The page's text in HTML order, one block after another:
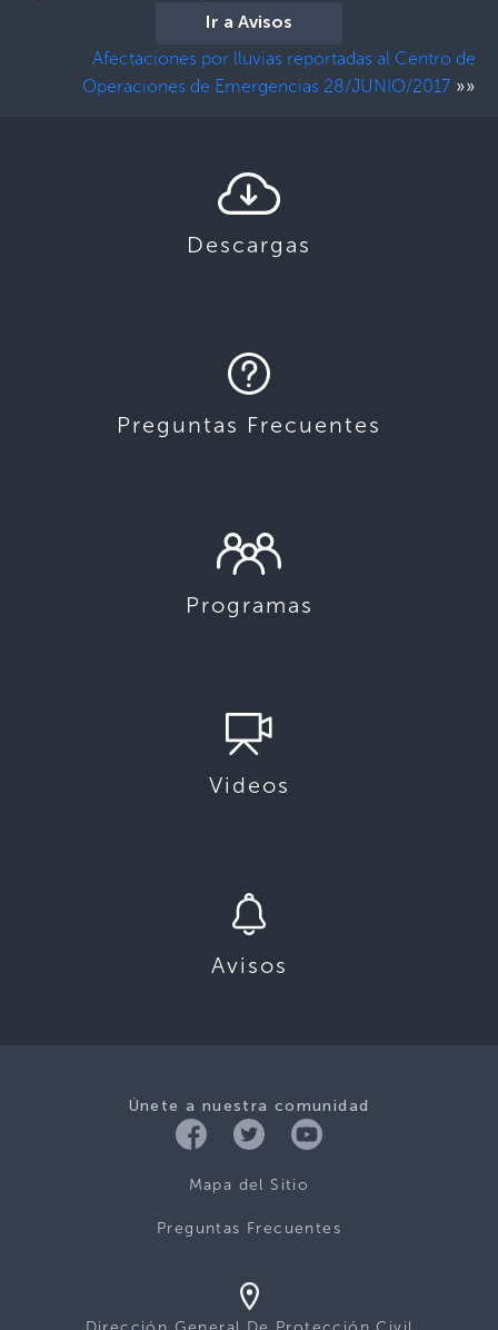
Ir a Avisos
Afectaciones por lluvias reportadas al Centro de
Operaciones de Emergencias 28/JUNIO/2017 »»
Descargas
Preguntas Frecuentes
Programas
Videos
Avisos
Únete a nuestra comunidad
Mapa del Sitio
Preguntas Frecuentes